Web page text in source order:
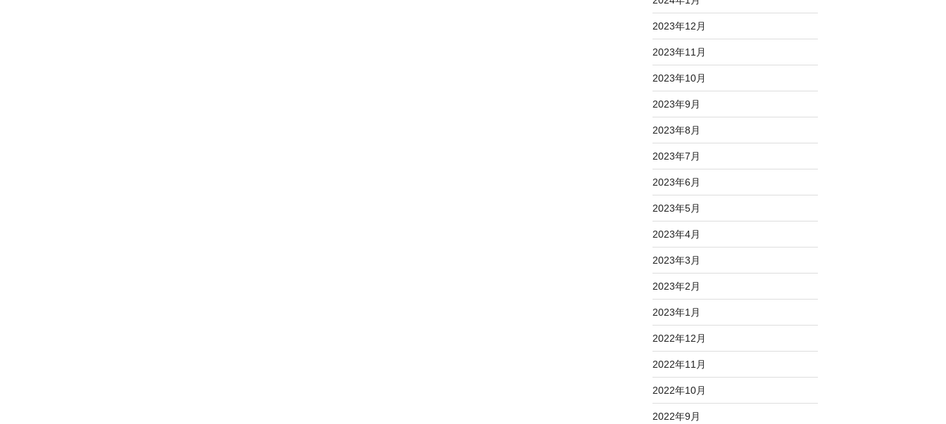
2023年12月
2023年11月
2023年10月
2023年9月
2023年8月
2023年7月
2023年6月
2023年5月
2023年4月
2023年3月
2023年2月
2023年1月
2022年12月
2022年11月
2022年10月
2022年9月